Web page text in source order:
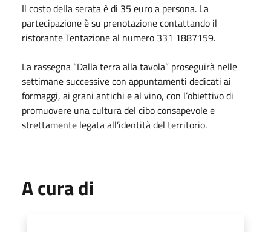
Il costo della serata è di 35 euro a persona. La
partecipazione è su prenotazione contattando il
ristorante Tentazione al numero 331 1887159.
La rassegna “Dalla terra alla tavola” proseguirà nelle
settimane successive con appuntamenti dedicati ai
formaggi, ai grani antichi e al vino, con l’obiettivo di
promuovere una cultura del cibo consapevole e
strettamente legata all’identità del territorio.
A cura di